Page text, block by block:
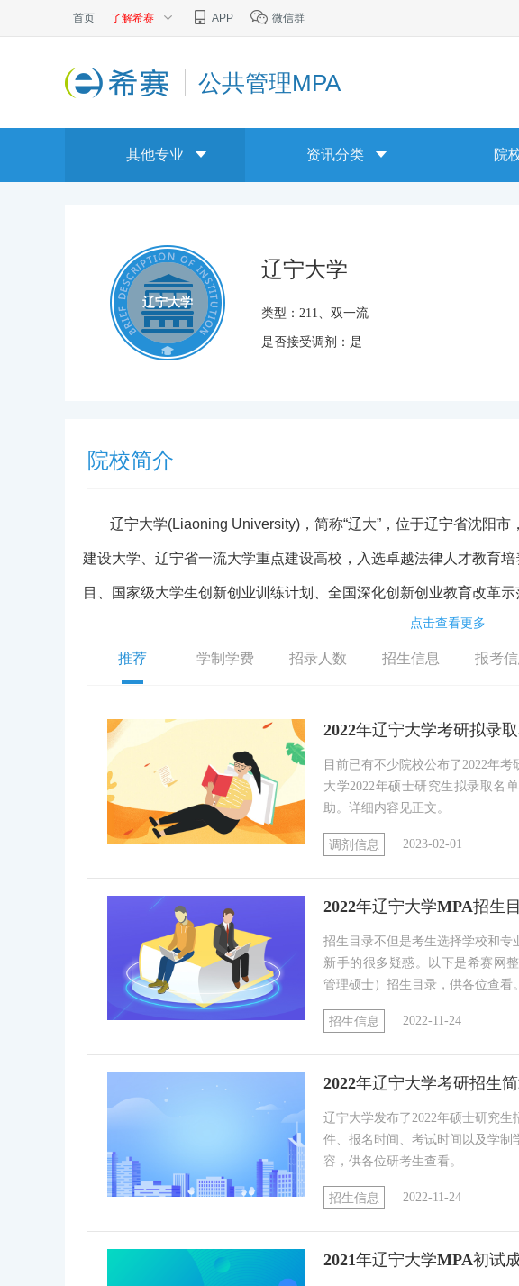
首页 了解希赛 APP 微信群
公共管理MPA
其他专业 资讯分类 院
辽宁大学
辽宁大学
类型： 211、双一流
是否接受调剂： 是
院校简介
辽宁大学(Liaoning University)，简称“辽大”，位于辽宁省沈阳市
建设大学、辽宁省一流大学重点建设高校，入选卓越法律人才教育
目、国家级大学生创新创业训练计划、全国深化创新创业教育改革
辽宁大学源起于1948年11月东北人民政府在沈阳建立的商业专
专科学校合并，组建成辽宁大学
截至2021年12月，辽宁大学有沈阳崇山、沈阳蒲河和辽阳武圣3
平方米;有全日制在校学生2.6万余人，其中本科生1.8万人，研究生
研究院;有本科专业76个，一级学科硕士学位授权点29个，专业硕士
点，8个博士后流动站。
点击查看更多
推荐 学制学费 招录人数 招生信息 报考
2022年辽宁大学考研拟录
目前已有不少院校公布了2022年
大学2022年硕士研究生拟录取名
助。详细内容见正文。
调剂信息 2023-02-01
2022年辽宁大学MPA招生
招生目录不但是考生选择学校和
新手的很多疑惑。以下是希赛网
管理硕士）招生目录，供各位查看。
招生信息 2022-11-24
2022年辽宁大学考研招生
辽宁大学发布了2022年硕士研究
件、报名时间、考试时间以及学制
容，供各位研考生查看。
招生信息 2022-11-24
2021年辽宁大学MPA初试